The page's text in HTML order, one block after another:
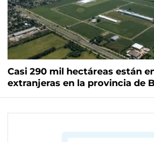
Casi 290 mil hectáreas están
extranjeras en la provincia de